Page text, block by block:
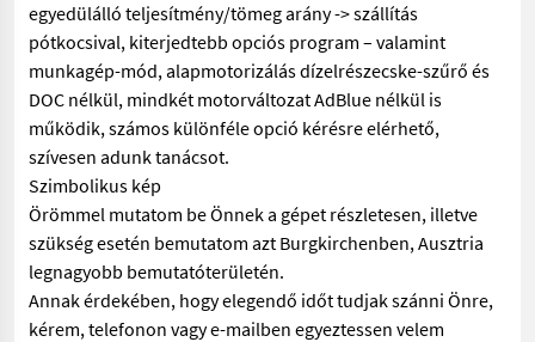
egyedülálló teljesítmény/tömeg arány -> szállítás
pótkocsival, kiterjedtebb opciós program – valamint
munkagép-mód, alapmotorizálás dízelrészecske-szűrő és
DOC nélkül, mindkét motorváltozat AdBlue nélkül is
működik, számos különféle opció kérésre elérhető,
szívesen adunk tanácsot.
Szimbolikus kép
Örömmel mutatom be Önnek a gépet részletesen, illetve
szükség esetén bemutatom azt Burgkirchenben, Ausztria
legnagyobb bemutatóterületén.
Annak érdekében, hogy elegendő időt tudjak szánni Önre,
kérem, telefonon vagy e-mailben egyeztessen velem